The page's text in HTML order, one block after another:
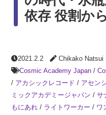
依存 役割か
2021.2.2
Chikako Natsui
Cosmic Academy Japan /
/ アカシックレコード / アセン
ミックアカデミージャパン /サ
もにあれ / ライトワーカー / ワ